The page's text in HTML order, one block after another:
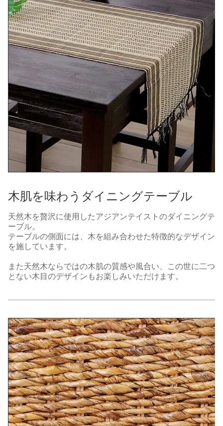
木肌を味わうダイニングテーブル
天然木を贅沢に使用したアジアンテイストのダイニングテ
ーブル。
テーブルの側面には、木を組み合わせた特徴的なデザイン
を施しています。
また天然木ならではの木肌の質感や風合い、この世に二つ
とない木目のデザインもお楽しみいただけます。